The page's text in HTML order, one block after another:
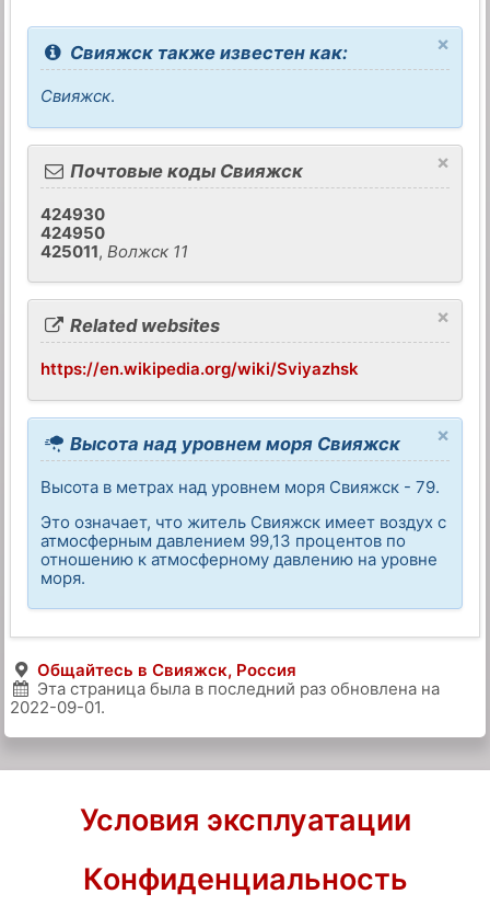
×
Свияжск также известен как:
Свияжск.
×
Почтовые коды Свияжск
424930
424950
425011, Волжск 11
×
Related websites
https://en.wikipedia.org/wiki/Sviyazhsk
×
Высота над уровнем моря Свияжск
Высота в метрах над уровнем моря Свияжск - 79.
Это означает, что житель Свияжск имеет воздух с
атмосферным давлением 99,13 процентов по
отношению к атмосферному давлению на уровне
моря.
Общайтесь в Свияжск, Россия
Эта страница была в последний раз обновлена на
2022-09-01.
Условия эксплуатации
Конфиденциальность